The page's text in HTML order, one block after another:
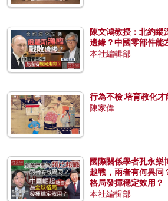
陳文鴻教授：北約縱
邊緣？中國零部件能
本社編輯部
行為不檢 培育教化才
陳家偉
國際關係學者孔永樂
越戰，兩者有何異同
格局發揮穩定效用？
本社編輯部